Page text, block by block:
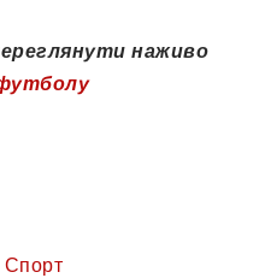
наживо
футболу
Спорт